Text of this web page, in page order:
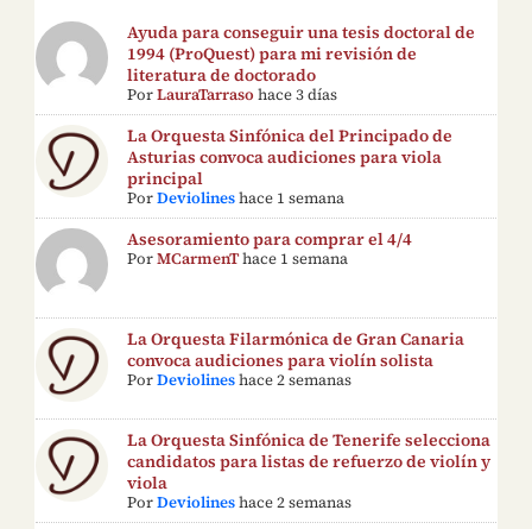
Ayuda para conseguir una tesis doctoral de
1994 (ProQuest) para mi revisión de
literatura de doctorado
PorLauraTarraso hace 3 días
La Orquesta Sinfónica del Principado de
Asturias convoca audiciones para viola
principal
PorDeviolines hace 1 semana
Asesoramiento para comprar el 4/4
PorMCarmenThace 1 semana
La Orquesta Filarmónica de Gran Canaria
convoca audiciones para violín solista
PorDeviolines hace 2 semanas
La Orquesta Sinfónica de Tenerife selecciona
candidatos para listas de refuerzo de violín y
viola
PorDeviolines hace 2 semanas